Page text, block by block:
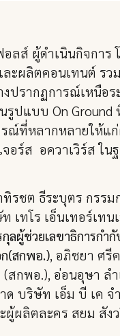
ส์ ผู้ดำเนินกิจการ
ะผลิตคอนเทนต์ รว
ปรากฏการณ์เหนือ
ปแบบ On Ground
ณ์ที่หลากหลายให้แ
ร์ส อควาเวิร์ส ใน
รชต ธีระบุตร กรร
เทโร เอ็นเทอร์เท
กุลผู้ช่วยเลขาธิการกำ
(สกพอ.), อภิชยา ศรี
กพอ.), อ่อนอุษา ล
ด บริษัท เอ็ม บี เค
ผลิตละคร สยม สัง